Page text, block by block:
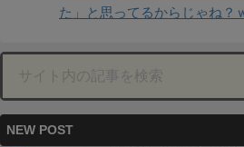
た」と思ってるからじゃね？
NEW POST